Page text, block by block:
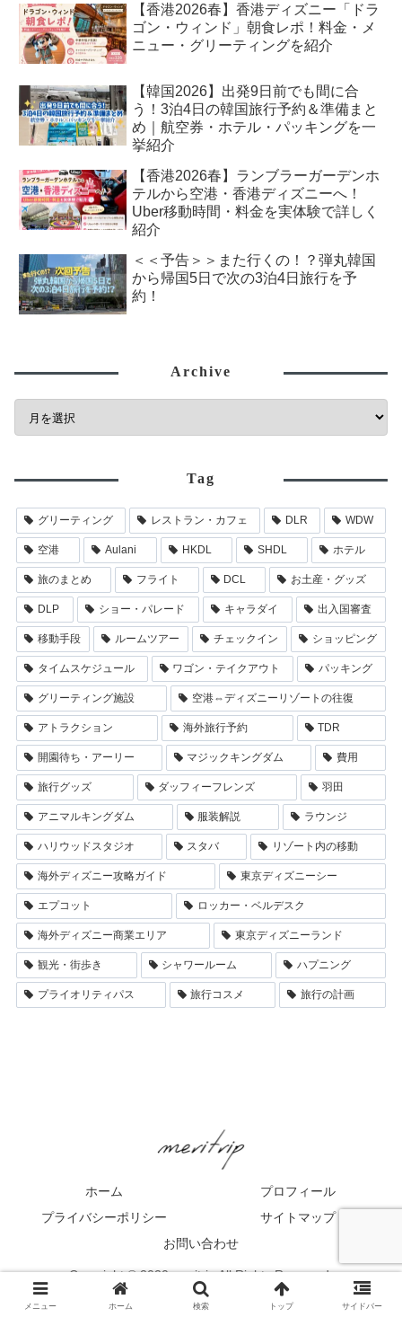
【香港2026春】香港ディズニー「ドラ
ゴン・ウィンド」朝食レポ！料金・メ
ニュー・グリーティングを紹介
【韓国2026】出発9日前でも間に合
う！3泊4日の韓国旅行予約＆準備まと
め｜航空券・ホテル・パッキングを一
挙紹介
【香港2026春】ランブラーガーデンホ
テルから空港・香港ディズニーへ！
Uber移動時間・料金を実体験で詳しく
紹介
＜＜予告＞＞また行くの！？弾丸韓国
から帰国5日で次の3泊4日旅行を予
約！
Archive
Tag
グリーティング レストラン・カフェ DLR WDW
空港 Aulani HKDL SHDL ホテル
旅のまとめ フライト DCL お土産・グッズ
DLP ショー・パレード キャラダイ 出入国審査
移動手段 ルームツアー チェックイン ショッピング
タイムスケジュール ワゴン・テイクアウト パッキング
グリーティング施設 空港⇔ディズニーリゾートの往復
アトラクション 海外旅行予約 TDR
開園待ち・アーリー マジックキングダム 費用
旅行グッズ ダッフィーフレンズ 羽田
アニマルキングダム 服装解説 ラウンジ
ハリウッドスタジオ スタバ リゾート内の移動
海外ディズニー攻略ガイド 東京ディズニーシー
エプコット ロッカー・ベルデスク
海外ディズニー商業エリア 東京ディズニーランド
観光・街歩き シャワールーム ハプニング
プライオリティパス 旅行コスメ 旅行の計画
ホーム
プロフィール
プライバシーポリシー
サイトマップ
お問い合わせ
Copyright © 2020 meritrip All Rights Reserved.
メニュー ホーム 検索 トップ サイドバー